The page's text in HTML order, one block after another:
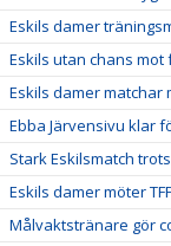
Eskils damer
Eskils utan chans
Eskils damer matchar
Ebba Järvensivu klar
Stark Eskilsmatch
Eskils damer möter
Målvaktstränare gör